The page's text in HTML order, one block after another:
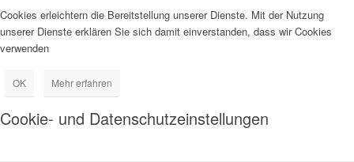
Cookies erleichtern die Bereitstellung unserer Dienste. Mit der Nutzung
unserer Dienste erklären Sie sich damit einverstanden, dass wir Cookies
verwenden
OK Mehr erfahren
Cookie- und Datenschutzeinstellungen